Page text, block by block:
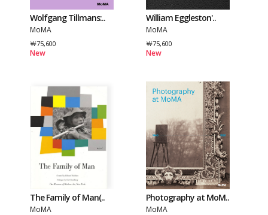
Wolfgang Tillmans:..
MoMA
￦75,600
New
William Eggleston'..
MoMA
￦75,600
New
The Family of Man(..
MoMA
Photography at MoM..
MoMA